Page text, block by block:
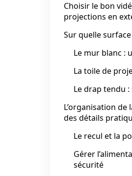
Choisir le bon
projections en
Sur quelle
Le mur blanc :
La toile de
Le drap tendu
L’organisation
des détails
Le recul et la
Gérer
sécurité